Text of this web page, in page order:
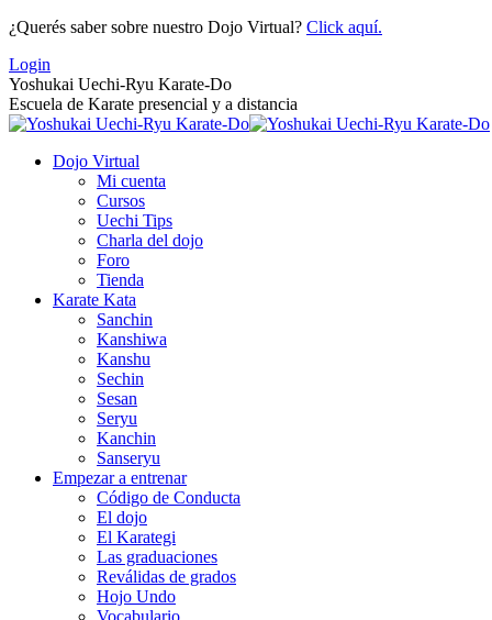
Saltar
contenido
¿Querés saber sobre nuestro Dojo Virtual? Click aquí.
Login
Yoshukai Uechi-Ryu Karate-Do
Escuela de Karate presencial y a distancia
Dojo Virtual
Mi cuenta
Cursos
Uechi Tips
Charla del dojo
Foro
Tienda
Karate Kata
Sanchin
Kanshiwa
Kanshu
Sechin
Sesan
Seryu
Kanchin
Sanseryu
Empezar a entrenar
Código de Conducta
El dojo
El Karategi
Las graduaciones
Reválidas de grados
Hojo Undo
Vocabulario